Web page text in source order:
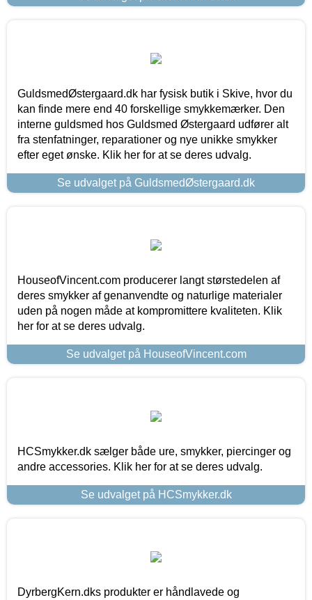
GuldsmedØstergaard.dk har fysisk butik i Skive, hvor du
kan finde mere end 40 forskellige smykkemærker. Den
interne guldsmed hos Guldsmed Østergaard udfører alt
fra stenfatninger, reparationer og nye unikke smykker
efter eget ønske. Klik her for at se deres udvalg.
Se udvalget på GuldsmedØstergaard.dk
HouseofVincent.com producerer langt størstedelen af
deres smykker af genanvendte og naturlige materialer
uden på nogen måde at kompromittere kvaliteten. Klik
her for at se deres udvalg.
Se udvalget på HouseofVincent.com
HCSmykker.dk sælger både ure, smykker, piercinger og
andre accessories. Klik her for at se deres udvalg.
Se udvalget på HCSmykker.dk
DyrbergKern.dks produkter er håndlavede og